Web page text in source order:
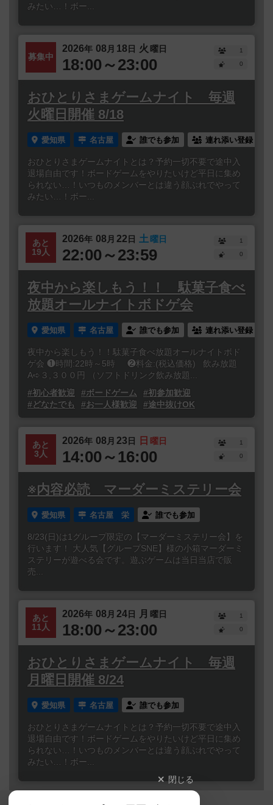
みたい…！ボー...
募集中
2026年 08 月 18日 火 曜日
18:00～23:00
1
0
おひとりさまゲームナイト 毎週
火曜日開催 8/18
愛知県 名古屋 誰でも参加 連れ添い登録
おひとりさまゲームナイトとは？予約一切不要で途中入
退場自由です！ボードゲームをやりたいけど平日に集め
られない…！いつものメンバーとは違う顔ぶれでやって
みたい…！ボー...
あと
19人
2026年 08 月 22日 土曜日
22:00～23:59
1
0
夜中から楽しもう！！ 駄菓子食べ
放題オールナイトボドゲ会
愛知県 名古屋 誰でも参加 連れ添い登録
夜中から楽しもう！！駄菓子食べ放題オールナイトボド
ゲ会 ❶時間:22時～5時 ❷料金:(税込価格) 飲み放題
A➪３,３００円 （ソフトドリンク飲み放題...
#初心者歓迎
#ボードゲーム
#初参加歓迎
#どなたでも
#お一人様歓迎 #途中抜けOK
あと
3人
2026年 08 月 23日 日 曜日
14:00～16:00
1
0
※内容必読 マーダーミステリー会
愛知県 名古屋 栄 誰でも参加
8/23(日)は1グループ限定の【マーダーミステリー会】を
行います！ 大人気【グループSNE】様の小箱マーダーミ
ステリーが遊べる会です。遊ぶゲームは当日当店で販
売...
あと
11人
2026年 08 月 24日 月 曜日
18:00～23:00
1
0
おひとりさまゲームナイト 毎週
月曜日開催 8/24
愛知県 名古屋 誰でも参加
おひとりさまゲームナイトとは？予約一切不要で途中入
退場自由です！ボードゲームをやりたいけど平日に集め
られない…！いつものメンバーとは違う顔ぶれでやって
みたい…！ボー...
閉じる